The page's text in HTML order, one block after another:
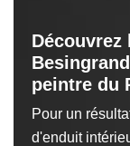
peintre du
Pour un
d'enduit